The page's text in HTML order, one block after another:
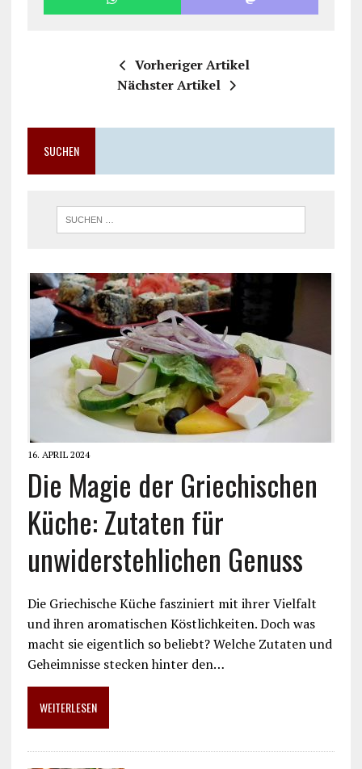
Vorheriger Artikel
Nächster Artikel
SUCHEN
16. APRIL 2024
Die Magie der Griechischen
Küche: Zutaten für
unwiderstehlichen Genuss
Die Griechische Küche fasziniert mit ihrer Vielfalt
und ihren aromatischen Köstlichkeiten. Doch was
macht sie eigentlich so beliebt? Welche Zutaten und
Geheimnisse stecken hinter den…
WEITERLESEN